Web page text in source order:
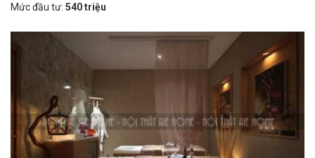
Mức đầu tư: 540 triệu